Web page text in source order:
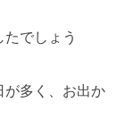
でしょう
が多く、お出か